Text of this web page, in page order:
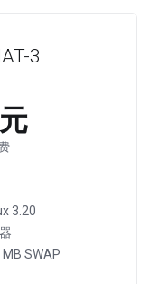
3
3.20
SWAP